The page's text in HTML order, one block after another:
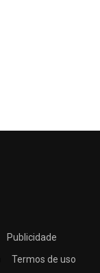
Publicidade
Termos de uso